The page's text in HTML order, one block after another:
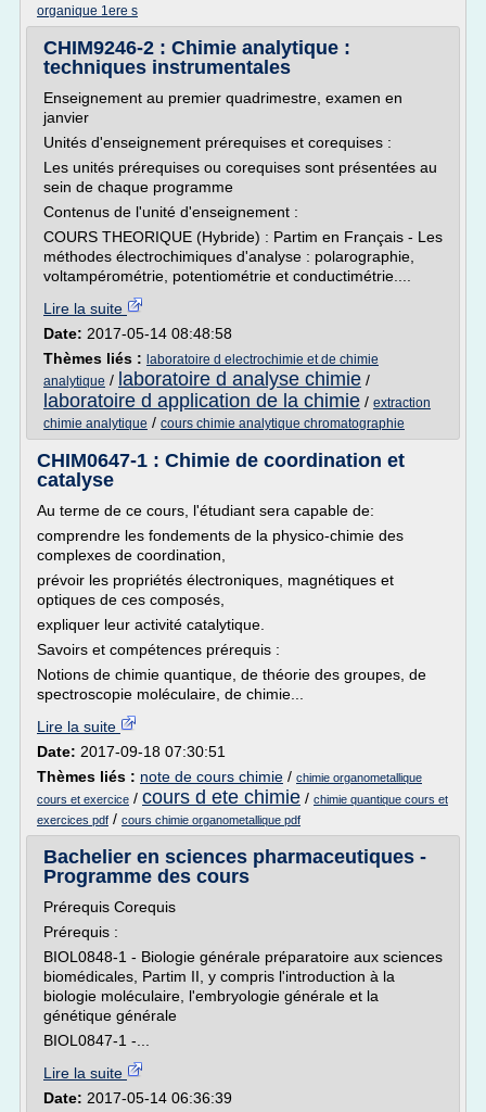
organique 1ere s
CHIM9246-2 : Chimie analytique :
techniques instrumentales
Enseignement au premier quadrimestre, examen en
janvier
Unités d'enseignement prérequises et corequises :
Les unités prérequises ou corequises sont présentées au
sein de chaque programme
Contenus de l'unité d'enseignement :
COURS THEORIQUE (Hybride) : Partim en Français - Les
méthodes électrochimiques d'analyse : polarographie,
voltampérométrie, potentiométrie et conductimétrie....
Lire la suite
Date: 2017-05-14 08:48:58
Thèmes liés : laboratoire d electrochimie et de chimie
analytique / laboratoire d analyse chimie /
laboratoire d application de la chimie / extraction
chimie analytique / cours chimie analytique chromatographie
CHIM0647-1 : Chimie de coordination et
catalyse
Au terme de ce cours, l'étudiant sera capable de:
comprendre les fondements de la physico-chimie des
complexes de coordination,
prévoir les propriétés électroniques, magnétiques et
optiques de ces composés,
expliquer leur activité catalytique.
Savoirs et compétences prérequis :
Notions de chimie quantique, de théorie des groupes, de
spectroscopie moléculaire, de chimie...
Lire la suite
Date: 2017-09-18 07:30:51
Thèmes liés : note de cours chimie / chimie organometallique
cours et exercice / cours d ete chimie / chimie quantique cours et
exercices pdf / cours chimie organometallique pdf
Bachelier en sciences pharmaceutiques -
Programme des cours
Prérequis Corequis
Prérequis :
BIOL0848-1 - Biologie générale préparatoire aux sciences
biomédicales, Partim II, y compris l'introduction à la
biologie moléculaire, l'embryologie générale et la
génétique générale
BIOL0847-1 -...
Lire la suite
Date: 2017-05-14 06:36:39